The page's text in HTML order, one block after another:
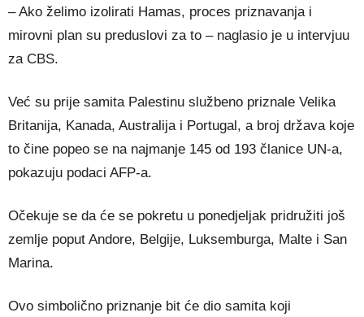
– Ako želimo izolirati Hamas, proces priznavanja i
mirovni plan su preduslovi za to – naglasio je u intervjuu
za CBS.
Već su prije samita Palestinu službeno priznale Velika
Britanija, Kanada, Australija i Portugal, a broj država koje
to čine popeo se na najmanje 145 od 193 članice UN-a,
pokazuju podaci AFP-a.
Očekuje se da će se pokretu u ponedjeljak pridružiti još
zemlje poput Andore, Belgije, Luksemburga, Malte i San
Marina.
Ovo simbolično priznanje bit će dio samita koji